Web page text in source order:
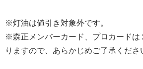
※灯油は値引き対象外です。
※森正メンバーカード、プロカードは
りますので、あらかじめご了承くださ